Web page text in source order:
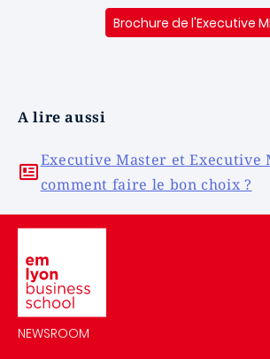
Brochure de l'Executive
A lire aussi
Executive Master et Executive
comment faire le bon choix ?
NEWSROOM